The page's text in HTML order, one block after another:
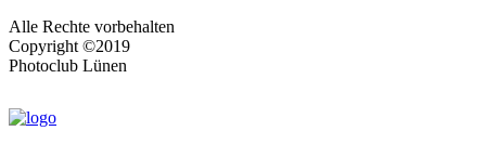
Alle Rechte vorbehalten
Copyright ©2019
Photoclub Lünen